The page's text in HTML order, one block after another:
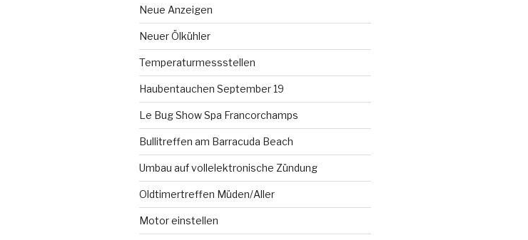
Neue Anzeigen
Neuer Ölkühler
Temperaturmessstellen
Haubentauchen September 19
Le Bug Show Spa Francorchamps
Bullitreffen am Barracuda Beach
Umbau auf vollelektronische Zündung
Oldtimertreffen Müden/Aller
Motor einstellen